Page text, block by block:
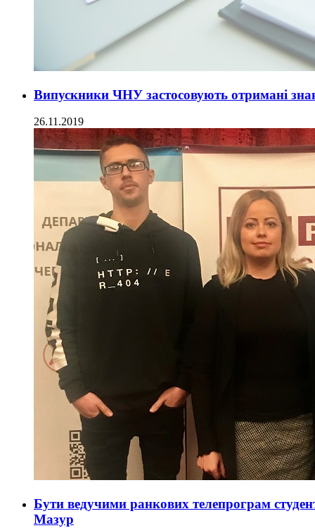
Випускники ЧНУ застосовують отримані
26.11.2019
Бути ведучими ранкових телепрограм
Мазур